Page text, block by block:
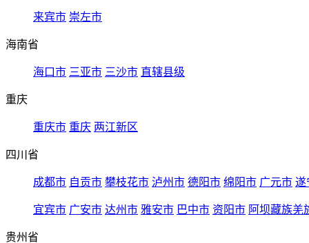
来宾市 崇左市
海南省
海口市 三亚市 三沙市 直辖县级
重庆
重庆市 重庆 两江新区
四川省
成都市 自贡市 攀枝花市 泸州市 德阳市 绵阳市 广元市 遂
宜宾市 广安市 达州市 雅安市 巴中市 资阳市 阿坝藏族羌
贵州省